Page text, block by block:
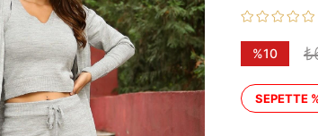
%10
SEPETTE